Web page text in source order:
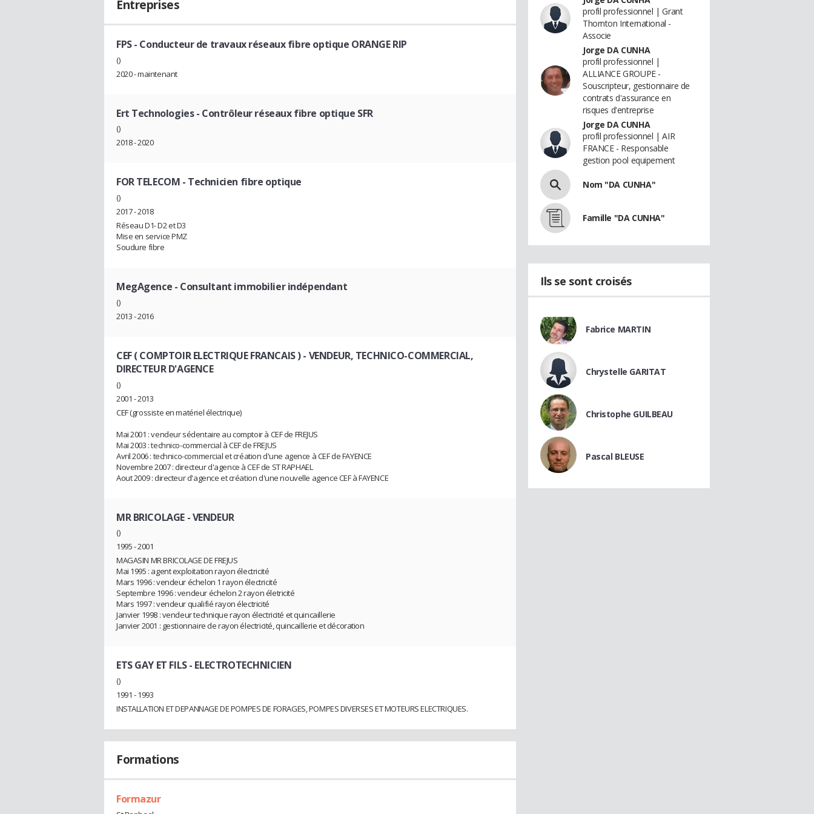
Entreprises
FPS- Conducteur de travaux réseaux fibre optique ORANGE RIP
()
2020 - maintenant
Ert Technologies- Contrôleur réseaux fibre optique SFR
()
2018 - 2020
FOR TELECOM - Technicien fibre optique
()
2017 - 2018
Réseau D1- D2 et D3
Mise en service PMZ
Soudure fibre
MegAgence - Consultant immobilier indépendant
()
2013 - 2016
CEF ( COMPTOIR ELECTRIQUE FRANCAIS )- VENDEUR, TECHNICO-COMMERCIAL,
DIRECTEUR D'AGENCE
()
2001 - 2013
CEF (grossiste en matériel électrique)
Mai 2001 : vendeur sédentaire au comptoir à CEF de FREJUS
Mai 2003 : technico-commercial à CEF de FREJUS
Avril 2006 : technico-commercial et création d'une agence à CEF de FAYENCE
Novembre 2007 : directeur d'agence à CEF de ST RAPHAEL
Aout 2009 : directeur d'agence et création d'une nouvelle agence CEF à FAYENCE
MR BRICOLAGE- VENDEUR
()
1995 - 2001
MAGASIN MR BRICOLAGE DE FREJUS
Mai 1995 : agent exploitation rayon électricité
Mars 1996 : vendeur échelon 1 rayon électricité
Septembre 1996 : vendeur échelon 2 rayon életricité
Mars 1997 : vendeur qualifié rayon électricité
Janvier 1998 : vendeur technique rayon électricité et quincaillerie
Janvier 2001 : gestionnaire de rayon électricité, quincaillerie et décoration
ETS GAY ET FILS- ELECTROTECHNICIEN
()
1991 - 1993
INSTALLATION ET DEPANNAGE DE POMPES DE FORAGES, POMPES DIVERSES ET MOTEURS ELECTRIQUES.
Formations
Formazur
profil professionnel | Grant
Thornton International -
Associe
Jorge DA CUNHA
profil professionnel |
ALLIANCE GROUPE -
Souscripteur, gestionnaire de
contrats d'assurance en
risques d'entreprise
Jorge DA CUNHA
profil professionnel | AIR
FRANCE - Responsable
gestion pool equipement
Nom "DA CUNHA"
Famille "DA CUNHA"
Ils se sont croisés
Fabrice MARTIN
Chrystelle GARITAT
Christophe GUILBEAU
Pascal BLEUSE